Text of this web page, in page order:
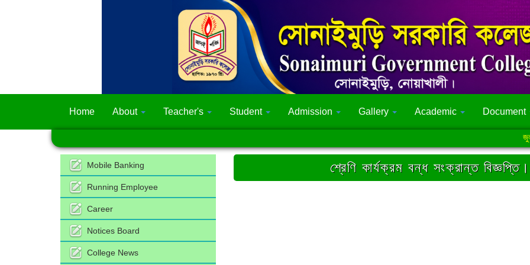
Home About Teacher's Student Admission Gallery Academic Document
জুলাই
Mobile Banking
Running Employee
Career
Notices Board
College News
শ্রেণি কার্যক্রম বন্ধ সংক্রান্ত